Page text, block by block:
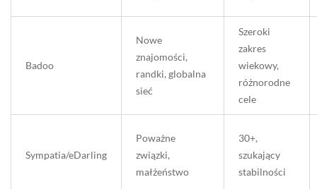
Badoo
Nowe
znajomości,
randki, globalna
sieć
Szeroki
zakres
wiekowy,
różnorodne
cele
Sympatia/eDarling
Poważne
związki,
małżeństwo
30+,
szukający
stabilności